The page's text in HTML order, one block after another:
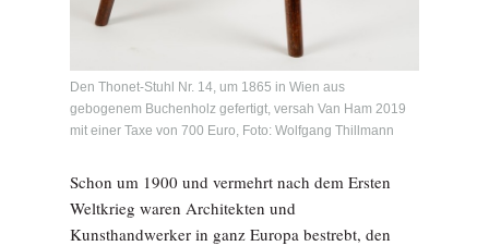
Den Thonet-Stuhl Nr. 14, um 1865 in Wien aus
gebogenem Buchenholz gefertigt, versah Van Ham 2019
mit einer Taxe von 700 Euro, Foto: Wolfgang Thillmann
Schon um 1900 und vermehrt nach dem Ersten
Weltkrieg waren Architekten und
Kunsthandwerker in ganz Europa bestrebt, den